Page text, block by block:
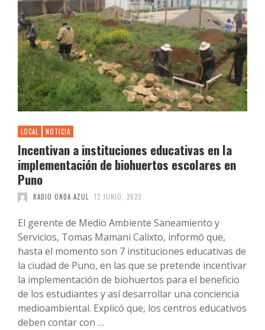
LOCAL NOTICIA
Incentivan a instituciones educativas en la
implementación de biohuertos escolares en
Puno
RADIO ONDA AZUL 12 JUNIO, 2023
El gerente de Medio Ambiente Saneamiento y
Servicios, Tomas Mamani Calixto, informó que,
hasta el momento son 7 instituciones educativas de
la ciudad de Puno, en las que se pretende incentivar
la implementación de biohuertos para el beneficio
de los estudiantes y así desarrollar una conciencia
medioambiental. Explicó que, los centros educativos
deben contar con …